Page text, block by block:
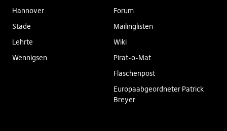
Hannover
Stade
Lehrte
Wennigsen
Forum
Mailinglisten
Wiki
Pirat-o-Mat
Flaschenpost
Europaabgeordneter Patrick
Breyer